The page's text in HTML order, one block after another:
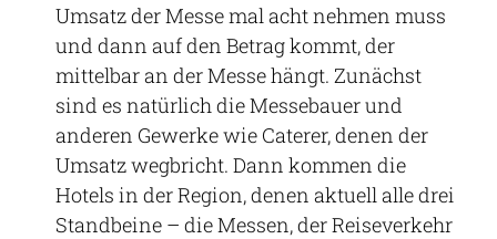
Umsatz der Messe mal acht nehmen muss
und dann auf den Betrag kommt, der
mittelbar an der Messe hängt. Zunächst
sind es natürlich die Messebauer und
anderen Gewerke wie Caterer, denen der
Umsatz wegbricht. Dann kommen die
Hotels in der Region, denen aktuell alle drei
Standbeine – die Messen, der Reiseverkehr